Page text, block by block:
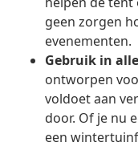
geen zorgen
evenementen.
Gebruik in
ontworpen
voldoet aan
door. Of je nu
een